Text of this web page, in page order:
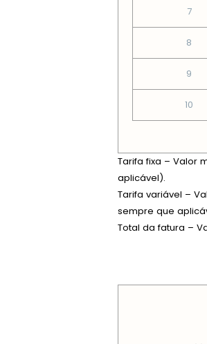
7
8
9
10
Tarifa fixa – Valor
aplicável).
Tarifa variável –
sempre que
Total da fatura –